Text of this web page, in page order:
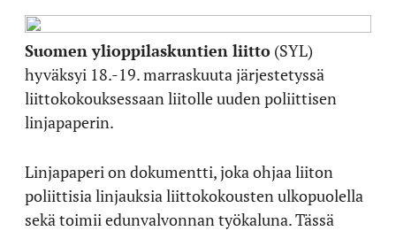
Suomen ylioppilaskuntien liitto (SYL)
hyväksyi 18.-19. marraskuuta järjestetyssä
liittokokouksessaan liitolle uuden poliittisen
linjapaperin.
Linjapaperi on dokumentti, joka ohjaa liiton
poliittisia linjauksia liittokokousten ulkopuolella
sekä toimii edunvalvonnan työkaluna. Tässä